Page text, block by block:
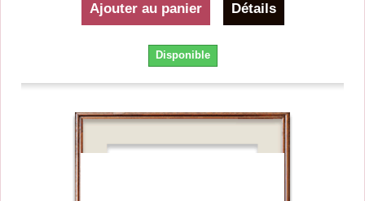
Ajouter au panier Détails
Disponible